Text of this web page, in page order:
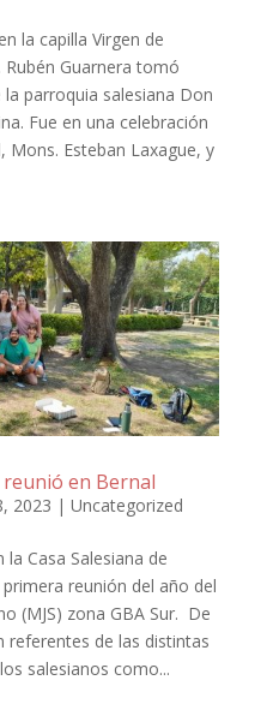
la capilla Virgen de
Rubén Guarnera tomó
parroquia salesiana Don
Fue en una celebración
Mons. Esteban Laxague, y
reunió en Bernal
2023 | Uncategorized
Casa Salesiana de
reunión del año del
(MJS) zona GBA Sur. De
referentes de las distintas
salesianos como...